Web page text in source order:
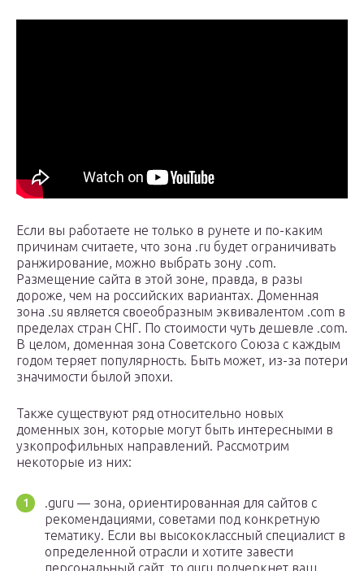
Если вы работаете не только в рунете и по-каким
причинам считаете, что зона .ru будет ограничивать
ранжирование, можно выбрать зону .com.
Размещение сайта в этой зоне, правда, в разы
дороже, чем на российских вариантах. Доменная
зона .su является своеобразным эквивалентом .com в
пределах стран СНГ. По стоимости чуть дешевле .com.
В целом, доменная зона Советского Союза с каждым
годом теряет популярность. Быть может, из-за потери
значимости былой эпохи.
Также существуют ряд относительно новых
доменных зон, которые могут быть интересными в
узкопрофильных направлений. Рассмотрим
некоторые из них:
.guru — зона, ориентированная для сайтов с
рекомендациями, советами под конкретную
тематику. Если вы высококлассный специалист в
определенной отрасли и хотите завести
персональный сайт, то guru подчеркнет ваш